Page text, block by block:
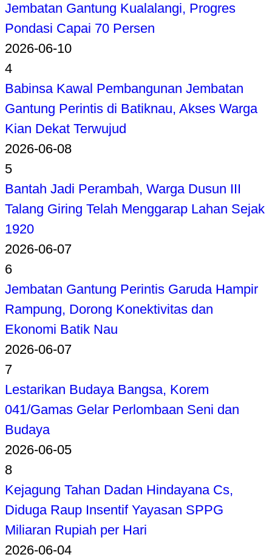
Jembatan Gantung Kualalangi, Progres
Pondasi Capai 70 Persen
2026-06-10
4
Babinsa Kawal Pembangunan Jembatan
Gantung Perintis di Batiknau, Akses Warga
Kian Dekat Terwujud
2026-06-08
5
Bantah Jadi Perambah, Warga Dusun III
Talang Giring Telah Menggarap Lahan Sejak
1920
2026-06-07
6
Jembatan Gantung Perintis Garuda Hampir
Rampung, Dorong Konektivitas dan
Ekonomi Batik Nau
2026-06-07
7
Lestarikan Budaya Bangsa, Korem
041/Gamas Gelar Perlombaan Seni dan
Budaya
2026-06-05
8
Kejagung Tahan Dadan Hindayana Cs,
Diduga Raup Insentif Yayasan SPPG
Miliaran Rupiah per Hari
2026-06-04